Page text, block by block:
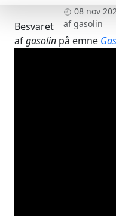
08 nov
afgasolin
Besvaret
afgasolin på emne